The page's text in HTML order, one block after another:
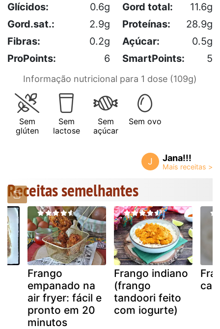
Glícidos: 0.6g Gord total:
11.6g
Gord.sat.:
2.9g Proteínas:
28.9g
Fibras:
0.2g Açúcar:
0.5g
ProPoints:
6 SmartPoints: 5
Informação nutricional para 1 dose (109g)
Sem
glúten
Sem
lactose
Sem
açúcar
Sem ovo
J Jana!!!
Receitas semelhantes
Frango
empanado na
air fryer: fácil e
pronto em 20
minutos
Frango indiano
(frango
tandoori feito
com iogurte)